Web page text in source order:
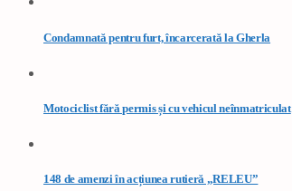
Condamnată pentru furt, încarcerată la Gherla
Motociclist fără permis și cu vehicul neînmatriculat
148 de amenzi în acțiunea rutieră „RELEU”